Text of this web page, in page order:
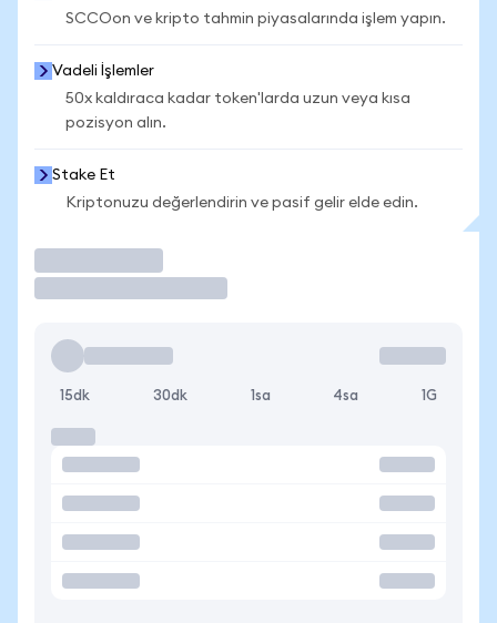
SCCOon ve kripto tahmin piyasalarında işlem yapın.
Vadeli İşlemler
50x kaldıraca kadar token'larda uzun veya kısa
pozisyon alın.
Stake Et
Kriptonuzu değerlendirin ve pasif gelir elde edin.
15dk 30dk 1sa 4sa 1G